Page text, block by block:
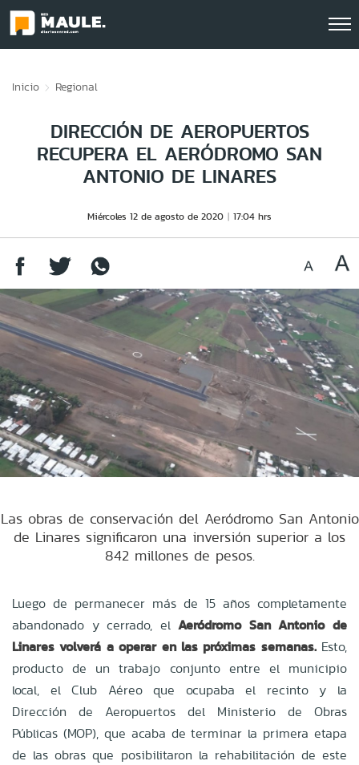
Inicio Regional
DIRECCIÓN DE AEROPUERTOS
RECUPERA EL AERÓDROMO SAN
ANTONIO DE LINARES
Miércoles 12 de agosto de 2020 17:04 hrs
Las obras de conservación del Aeródromo San Antonio
de Linares significaron una inversión superior a los
842 millones de pesos.
Luego de permanecer más de 15 años completamente
abandonado y cerrado, elAeródromo San Antonio de
Linares volverá a operar en las próximas semanas.Esto,
producto de un trabajo conjunto entre el municipio
local, el Club Aéreo que ocupaba el recinto y la
Dirección de Aeropuertos del Ministerio de Obras
Públicas (MOP), que acaba de terminar la primera etapa
de las obras que posibilitaron la rehabilitación de este